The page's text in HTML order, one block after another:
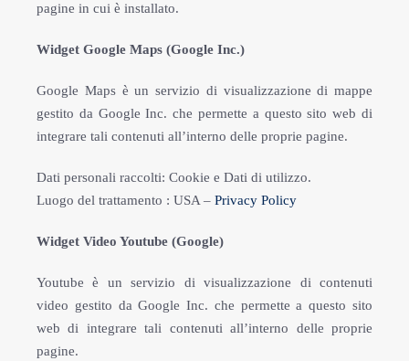
pagine in cui è installato.
Widget Google Maps (Google Inc.)
Google Maps è un servizio di visualizzazione di mappe
gestito da Google Inc. che permette a questo sito web di
integrare tali contenuti all’interno delle proprie pagine.
Dati personali raccolti: Cookie e Dati di utilizzo.
Luogo del trattamento : USA – Privacy Policy
Widget Video Youtube (Google)
Youtube è un servizio di visualizzazione di contenuti
video gestito da Google Inc. che permette a questo sito
web di integrare tali contenuti all’interno delle proprie
pagine.